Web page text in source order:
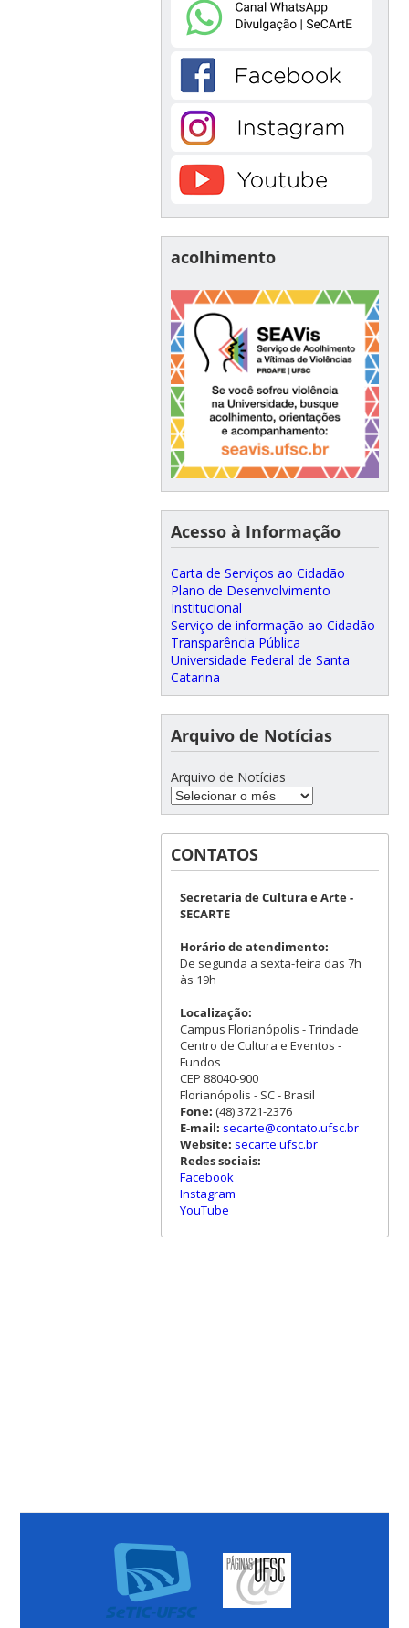
acolhimento
Acesso à Informação
Carta de Serviços ao Cidadão
Plano de Desenvolvimento
Institucional
Serviço de informação ao Cidadão
Transparência Pública
Universidade Federal de Santa
Catarina
Arquivo de Notícias
Arquivo de Notícias
CONTATOS
Secretaria de Cultura e Arte -
SECARTE
Horário de atendimento:
De segunda a sexta-feira das 7h
às 19h
Localização:
Campus Florianópolis - Trindade
Centro de Cultura e Eventos -
Fundos
CEP 88040-900
Florianópolis - SC - Brasil
Fone: (48) 3721-2376
E-mail: secarte@contato.ufsc.br
Website: secarte.ufsc.br
Redes sociais:
Facebook
Instagram
YouTube